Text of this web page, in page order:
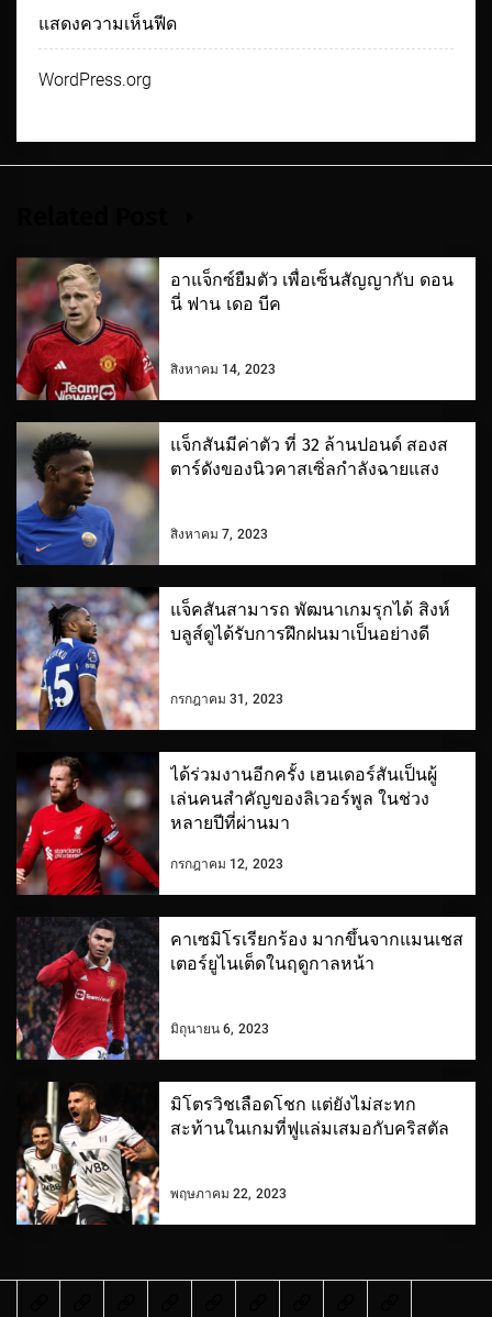
แสดงความเห็นฟีด
WordPress.org
อาแจ็กซ์ยืมตัว เพื่อเซ็นสัญญากับ ดอน
นี่ ฟาน เดอ บีค
สิงหาคม 14, 2023
แจ็กสันมีค่าตัว ที่ 32 ล้านปอนด์ สองส
ตาร์ดังของนิวคาสเซิ่ลกำลังฉายแสง
สิงหาคม 7, 2023
แจ็คสันสามารถ พัฒนาเกมรุกได้ สิงห์
บลูส์ดูได้รับการฝึกฝนมาเป็นอย่างดี
กรกฎาคม 31, 2023
ได้ร่วมงานอีกครั้ง เฮนเดอร์สันเป็นผู้
เล่นคนสำคัญของลิเวอร์พูล ในช่วง
หลายปีที่ผ่านมา
กรกฎาคม 12, 2023
คาเซมิโรเรียกร้อง มากขึ้นจากแมนเชส
เตอร์ยูไนเต็ดในฤดูกาลหน้า
มิถุนายน 6, 2023
มิโตรวิชเลือดโชก แต่ยังไม่สะทก
สะท้านในเกมที่ฟูแล่มเสมอกับคริสตัล
พฤษภาคม 22, 2023